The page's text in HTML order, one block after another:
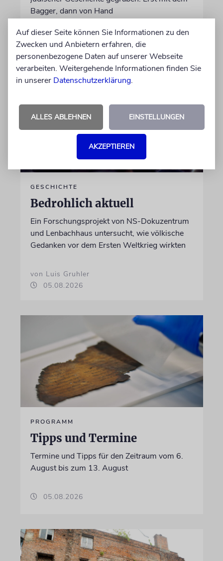
Bagger, dann von Hand
von Katrin Richter
GESCHICHTE
Bedrohlich aktuell
Ein Forschungsprojekt von NS-Dokuzentrum
und Lenbachhaus untersucht, wie völkische
Gedanken vor dem Ersten Weltkrieg wirkten
von Luis Gruhler
05.08.2026
PROGRAMM
Tipps und Termine
Termine und Tipps für den Zeitraum vom 6.
August bis zum 13. August
05.08.2026
Auf dieser Seite können Sie Informationen zu den
Zwecken und Anbietern erfahren, die
personenbezogene Daten auf unserer Webseite
verarbeiten. Weitergehende Informationen finden Sie
in unserer Datenschutzerklärung.
ALLES ABLEHNEN EINSTELLUNGEN
AKZEPTIEREN